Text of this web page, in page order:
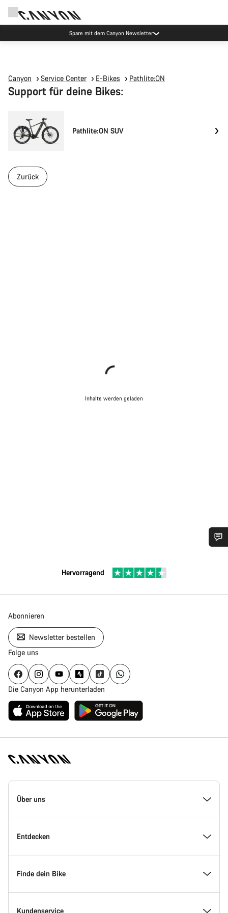
Spare mit dem Canyon Newsletter
Canyon Service Center E-Bikes Pathlite:ON
Support für deine Bikes:
Pathlite:ON SUV
Zurück
Inhalte werden geladen
Hervorragend
Abonnieren
Newsletter bestellen
Folge uns
Die Canyon App herunterladen
Canyon
Homepage
Über uns
Inside Canyon
Innovation bei Canyon
Canyon Factory Racing
Entdecken
Events
Canyon Standorte finden
Finde dein Bike
Modellfinder
Kundenservice